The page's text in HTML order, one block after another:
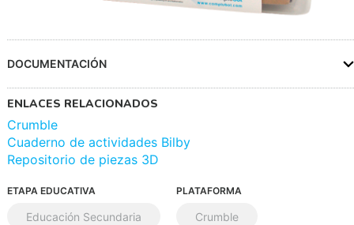
DOCUMENTACIÓN
ENLACES RELACIONADOS
Crumble
Cuaderno de actividades Bilby
Repositorio de piezas 3D
ETAPA EDUCATIVA
Educación Secundaria
PLATAFORMA
Crumble